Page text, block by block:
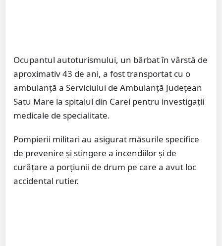
Ocupantul autoturismului, un bărbat în vârstă de
aproximativ 43 de ani, a fost transportat cu o
ambulanță a Serviciului de Ambulanță Județean
Satu Mare la spitalul din Carei pentru investigații
medicale de specialitate.
Pompierii militari au asigurat măsurile specifice
de prevenire și stingere a incendiilor și de
curățare a porțiunii de drum pe care a avut loc
accidental rutier.